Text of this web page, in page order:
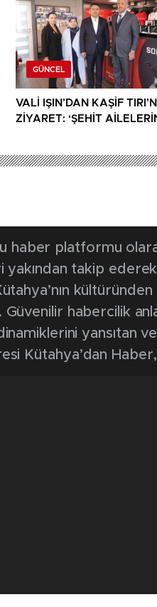
GÜNCEL
VALİ IŞIN’DAN KAŞİF
ZİYARET: ‘ŞEHİT
haber platformu
takip
habercilik
yansıtan
Kütahya’dan